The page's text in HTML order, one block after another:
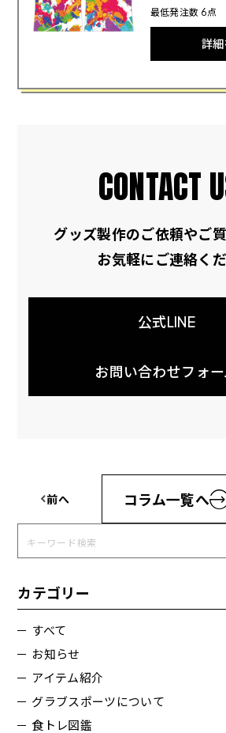
最低発注数 6点
詳
CONTACT
グッズ製作のご依頼やご質
お気軽にご連絡く
公式LINE
お問い合わせフォ
前へ コラム一覧へ
カテゴリー
すべて
お知らせ
アイテム紹介
グラブスポーツについて
食トレ図鑑